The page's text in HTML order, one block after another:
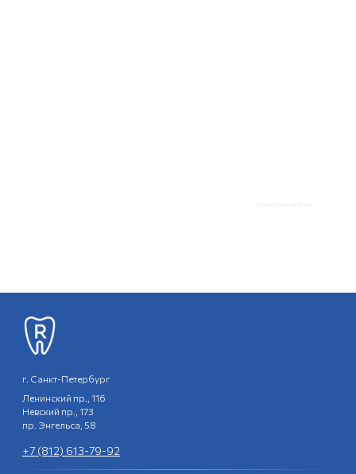
г. Санкт-Петербург
+7 (812) 613-79-92
Ленинский пр., 116
Невский пр., 173
пр. Энгельса, 58